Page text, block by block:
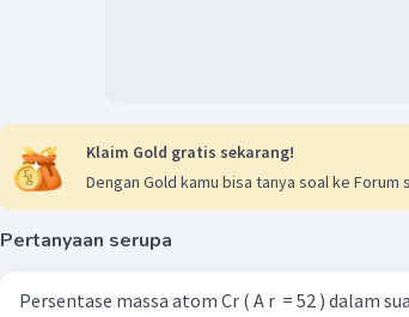
Klaim Gold gratis sekarang!
Dengan Gold kamu bisa tanya soal ke Forum
Pertanyaan serupa
Persentase massa atom Cr ( A r ​ = 52 ) dalam